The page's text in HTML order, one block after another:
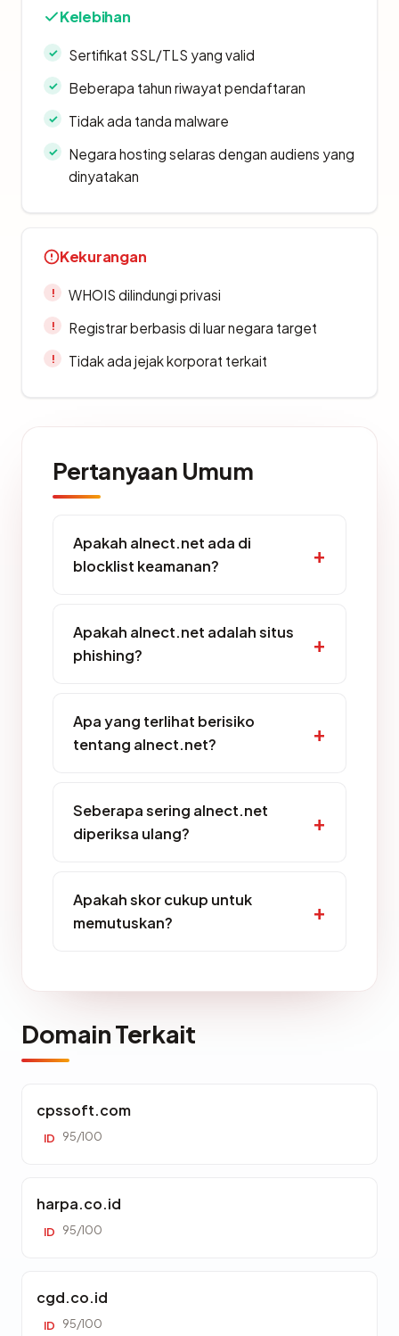
Kelebihan
Sertifikat SSL/TLS yang valid
Beberapa tahun riwayat pendaftaran
Tidak ada tanda malware
Negara hosting selaras dengan audiens yang
dinyatakan
Kekurangan
WHOIS dilindungi privasi
Registrar berbasis di luar negara target
Tidak ada jejak korporat terkait
Pertanyaan Umum
Apakah alnect.net ada di
blocklist keamanan?
Apakah alnect.net adalah situs
phishing?
Apa yang terlihat berisiko
tentang alnect.net?
Seberapa sering alnect.net
diperiksa ulang?
Apakah skor cukup untuk
memutuskan?
Domain Terkait
cpssoft.com
ID 95/100
harpa.co.id
ID 95/100
cgd.co.id
ID 95/100